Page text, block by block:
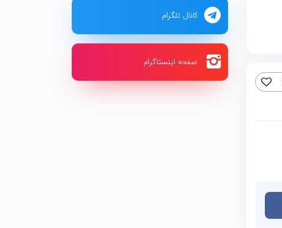
کانال تلگرام
صفحه اینستاگرام